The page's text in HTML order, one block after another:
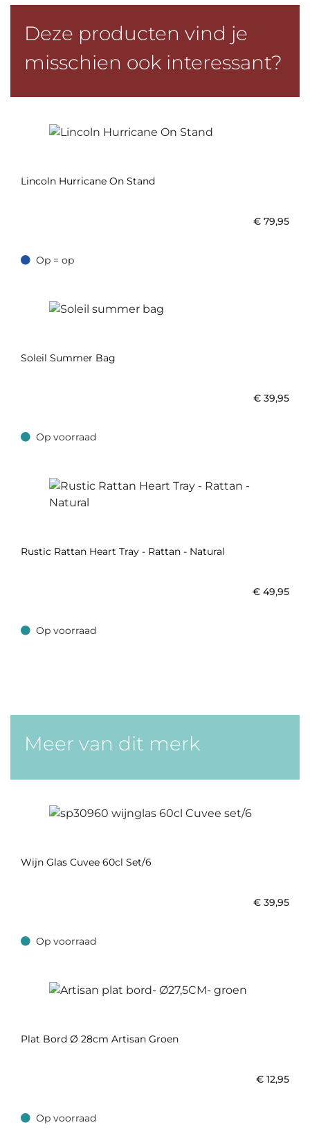
Deze producten vind je
misschien ook interessant?
Lincoln Hurricane On Stand
€ 79,95
Op = op
Op = op
Soleil Summer Bag
€ 39,95
Op voorraad
Op voorraad
Rustic Rattan Heart Tray - Rattan - Natural
€ 49,95
Op voorraad
Op voorraad
Meer van dit merk
Wijn Glas Cuvee 60cl Set/6
€ 39,95
Op voorraad
Op voorraad
Plat Bord Ø 28cm Artisan Groen
€ 12,95
Op voorraad
Op voorraad